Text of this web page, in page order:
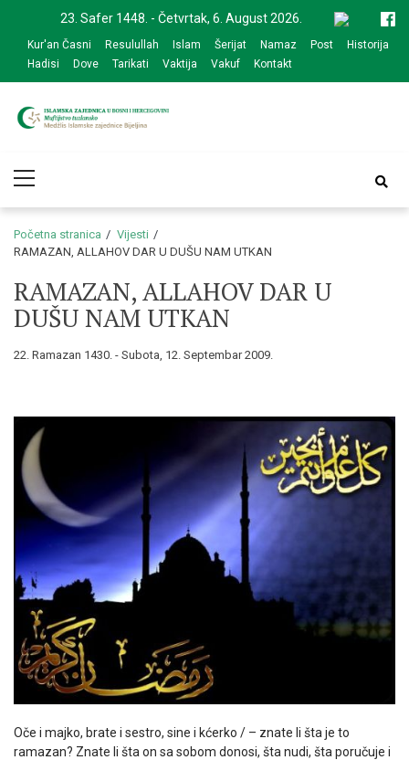
navigation
content
23. Safer 1448. - Četvrtak, 6. August 2026.
Kur'an Časni Resulullah Islam Šerijat Namaz Post
Historija
Hadisi
Dove Tarikati Vaktija Vakuf Kontakt
zajednice Bijeljina
Menu
Početna stranica
Vijesti
RAMAZAN, ALLAHOV DAR U DUŠU NAM UTKAN
RAMAZAN, ALLAHOV DAR U
DUŠU NAM UTKAN
22. Ramazan 1430. - Subota, 12. Septembar 2009.
Oče i majko, brate i sestro, sine i kćerko / – znate li šta je to
ramazan? Znate li šta on sa sobom donosi, šta nudi, šta poručuje i